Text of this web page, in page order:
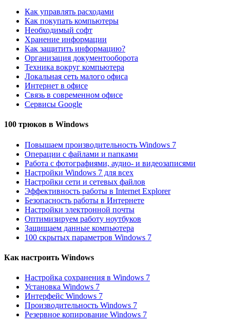
Как управлять расходами
Как покупать компьютеры
Необходимый софт
Хранение информации
Как защитить информацию?
Организация документооборота
Техника вокруг компьютера
Локальная сеть малого офиса
Интернет в офисе
Связь в современном офисе
Сервисы Google
100 трюков в Windows
Повышаем производительность Windows 7
Операции с файлами и папками
Работа с фотографиями, аудио- и видеозаписями
Настройки Windows 7 для всех
Настройки сети и сетевых файлов
Эффективность работы в Internet Explorer
Безопасность работы в Интернете
Настройки электронной почты
Оптимизируем работу ноутбуков
Защищаем данные компьютера
100 скрытых параметров Windows 7
Как настроить Windows
Настройка сохранения в Windows 7
Установка Windows 7
Интерфейс Windows 7
Производительность Windows 7
Резервное копирование Windows 7